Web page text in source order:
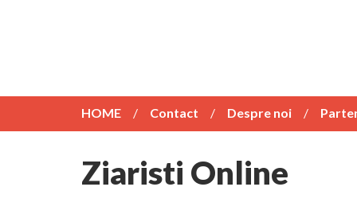
HOME Contact Despre noi
Ziaristi Online